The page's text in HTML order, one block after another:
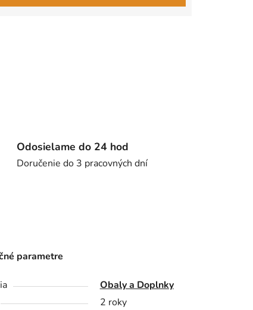
Odosielame do 24 hod
Doručenie do 3 pracovných dní
parametre
Obaly a Doplnky
2 roky